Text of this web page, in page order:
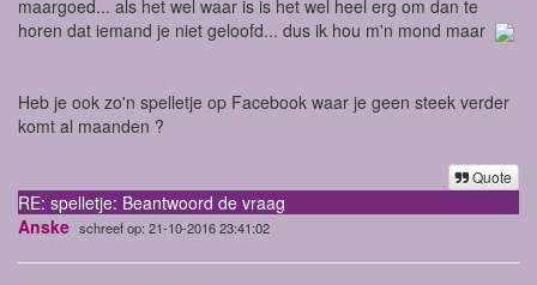
maargoed... als het wel waar is is het wel heel erg om dan te
horen dat iemand je niet geloofd... dus ik hou m'n mond maar
Heb je ook zo'n spelletje op Facebook waar je geen steek verder
komt al maanden ?
Quote
RE: spelletje: Beantwoord de vraag
Anske schreef op: 21-10-2016 23:41:02